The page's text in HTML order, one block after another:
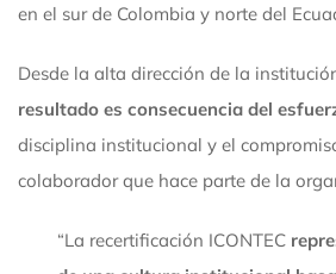
en el sur de Colombia y norte del
Desde la alta dirección de la
resultado es consecuencia del
disciplina institucional y el
colaborador que hace parte de la
“La recertificación ICONTEC